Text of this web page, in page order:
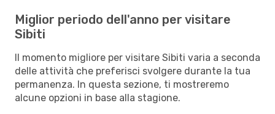
Miglior periodo dell'anno per visitare
Sibiti
Il momento migliore per visitare Sibiti varia a seconda
delle attività che preferisci svolgere durante la tua
permanenza. In questa sezione, ti mostreremo
alcune opzioni in base alla stagione.